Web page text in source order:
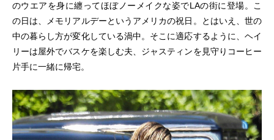
のウエアを身に纏ってほぼノーメイクな姿でLAの街に登場。こ
の日は、メモリアルデーというアメリカの祝日。とはいえ、世の
中の暮らし方が変化している渦中。そこに適応するように、ヘイ
リーは屋外でバスケを楽しむ夫、ジャスティンを見守りコーヒー
片手に一緒に帰宅。